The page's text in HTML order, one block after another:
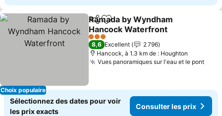
Choix populaire
PartagerAjouter à mes favoris
Ramada by Wyndham
Hancock Waterfront
3 Étoiles
8,6 Excellent
2 796
Hancock, à 1.3 km de : Houghton
Vues panoramiques sur l'eau et le pont
Sélectionnez des dates pour voir
les prix exacts
Consulter les prix